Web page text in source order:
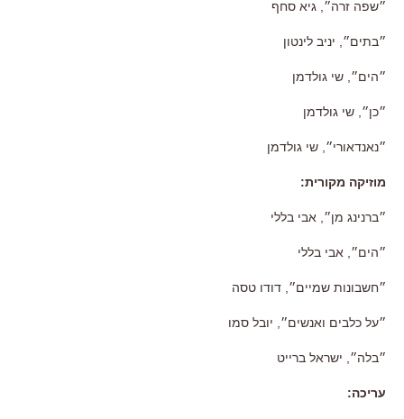
״שפה זרה״ גיא סחף
״בתים״ יניב לינטון
״הים״ שי גולדמן
״כן״ שי גולדמן
״נאנדאורי״ שי גולדמן
מוזיקה מקורית:
״ברנינג מן״ אבי בללי
״הים״ אבי בללי
״חשבונות שמיים״ דודו טסה
״על כלבים ואנשים״ יובל סמו
״בלה״ ישראל ברייט
עריכה: